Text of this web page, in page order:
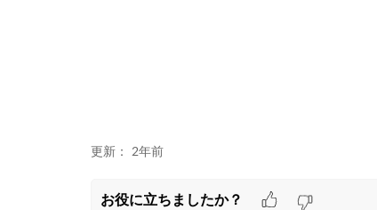
更新： 2年前
お役に立ちましたか？